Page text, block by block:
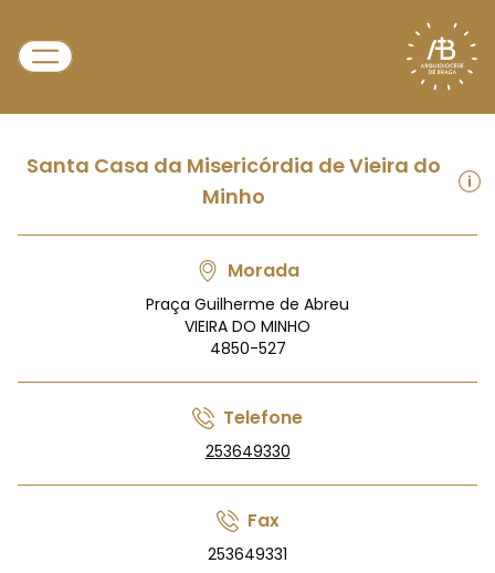
Santa Casa da Misericórdia de Vieira do
Minho
Morada
Praça Guilherme de Abreu
VIEIRA DO MINHO
4850-527
Telefone
253649330
Fax
253649331